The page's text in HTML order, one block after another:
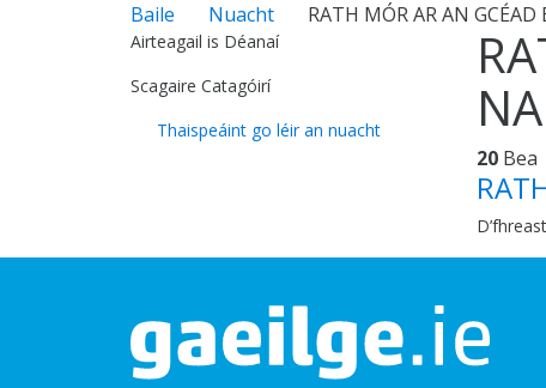
Baile Nuacht RATH MÓR AR AN GCÉAD
20 Bea
Airteagail is Déanaí
Scagaire Catagóirí
Thaispeáint go léir an nuacht